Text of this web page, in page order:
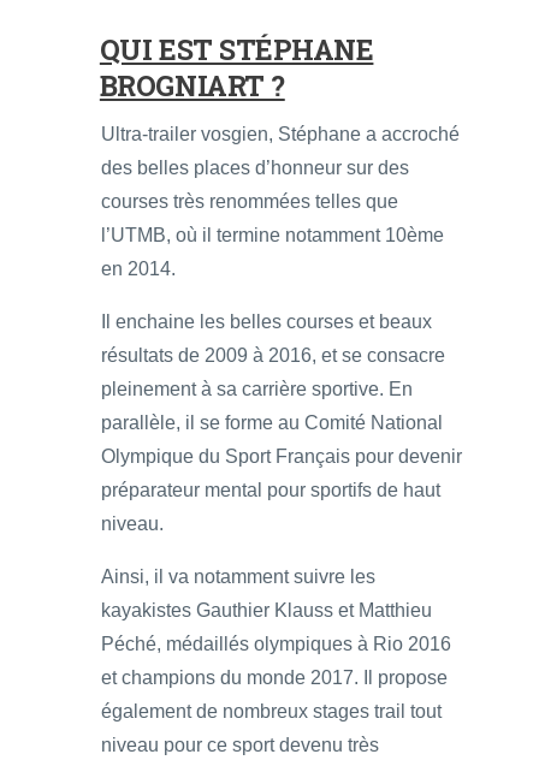
QUI EST STÉPHANE
BROGNIART ?
Ultra-trailer vosgien, Stéphane a accroché
des belles places d’honneur sur des
courses très renommées telles que
l’UTMB, où il termine notamment 10ème
en 2014.
Il enchaine les belles courses et beaux
résultats de 2009 à 2016, et se consacre
pleinement à sa carrière sportive. En
parallèle, il se forme au Comité National
Olympique du Sport Français pour devenir
préparateur mental pour sportifs de haut
niveau.
Ainsi, il va notamment suivre les
kayakistes Gauthier Klauss et Matthieu
Péché, médaillés olympiques à Rio 2016
et champions du monde 2017. Il propose
également de nombreux stages trail tout
niveau pour ce sport devenu très